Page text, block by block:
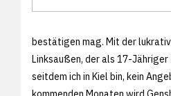
bestätigen mag. Mit der
Linksaußen, der als 17-Jähriger
seitdem ich in Kiel bin, kein